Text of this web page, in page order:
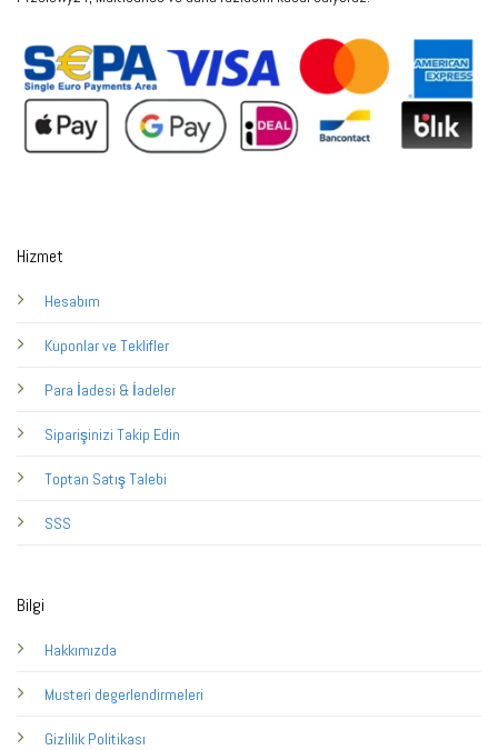
Hizmet
Hesabım
Kuponlar ve Teklifler
Para İadesi & İadeler
Siparişinizi Takip Edin
Toptan Satış Talebi
SSS
Bilgi
Hakkımızda
Musteri degerlendirmeleri
Gizlilik Politikası